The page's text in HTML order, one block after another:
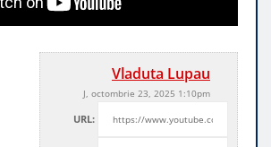
Vladuta Lupau
J, octombrie 23, 2025 1:10pm
URL: